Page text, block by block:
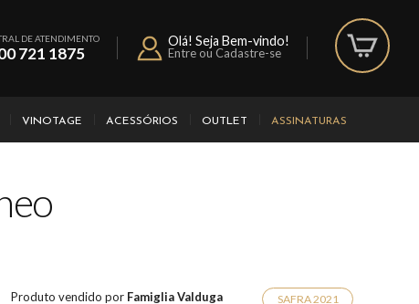
DE ATENDIMENTO
721 1875
Olá! Seja Bem-vindo!
Entre ou Cadastre-se
VINOTAGE ACESSÓRIOS OUTLET ASSINATURAS
Produto vendido por Famiglia Valduga SAFRA 2021